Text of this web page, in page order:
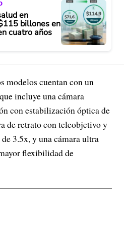
en
billones en
cuatro años
modelos cuentan con un
incluye una cámara
con estabilización óptica de
de retrato con teleobjetivo y
3.5x, y una cámara ultra
flexibilidad de